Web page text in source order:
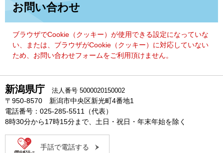
す。
て
お問い合わせ
ブラウザでCookie（クッキー）が使用できる設定になっていな
い、または、ブラウザがCookie（クッキー）に対応していない
ため、お問い合わせフォームをご利用頂けません。
新潟県庁 法人番号 5000020150002
〒950-8570 新潟市中央区新光町4番地1
電話番号：025-285-5511（代表）
8時30分から17時15分まで、土日・祝日・年末年始を除く
手話で電話する